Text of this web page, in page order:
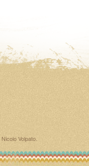
Nicolo Volpato